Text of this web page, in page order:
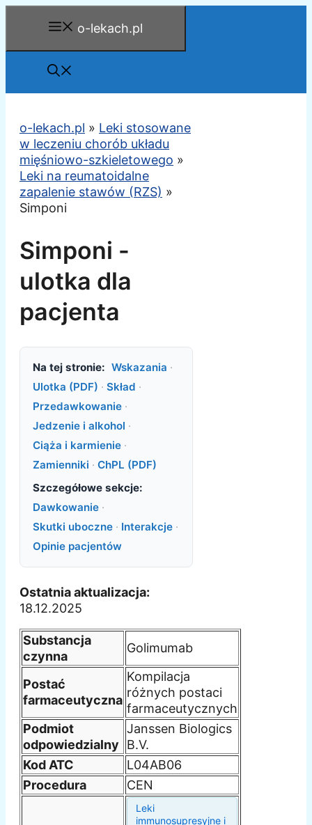
o-lekach.pl
o-lekach.pl » Leki stosowane
w leczeniu chorób układu
mięśniowo-szkieletowego »
Leki na reumatoidalne
zapalenie stawów (RZS) »
Simponi
Simponi -
ulotka dla
pacjenta
Na tej stronie: Wskazania ·
Ulotka (PDF) · Skład ·
Przedawkowanie ·
Jedzenie i alkohol ·
Ciąża i karmienie ·
Zamienniki · ChPL (PDF)
Szczegółowe sekcje:
Dawkowanie ·
Skutki uboczne · Interakcje ·
Opinie pacjentów
Ostatnia aktualizacja:
18.12.2025
Substancja
czynna
Golimumab
Postać
farmaceutyczna
Kompilacja
różnych postaci
farmaceutycznych
Podmiot
odpowiedzialny
Janssen Biologics
B.V.
Kod ATC
L04AB06
Procedura
CEN
Leki
immunosupresyjne i